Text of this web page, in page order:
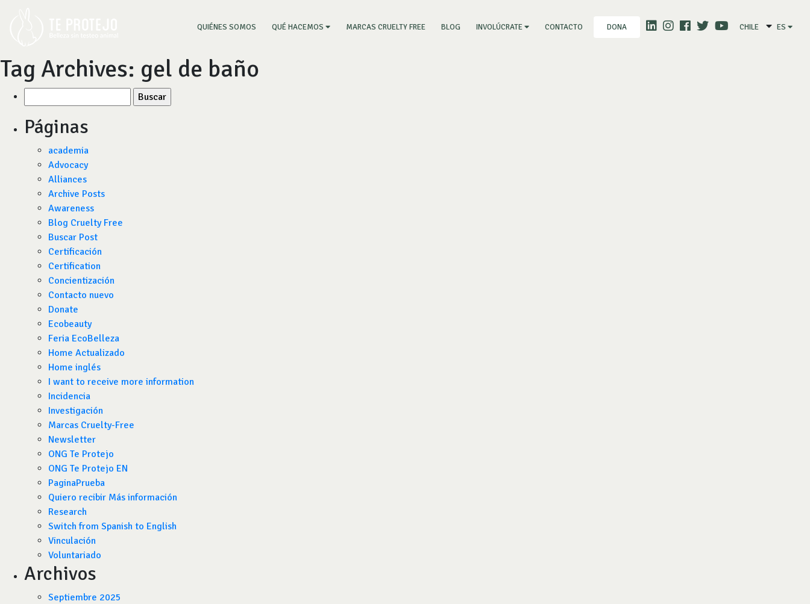
QUIÉNES SOMOS (CURRENT)
QUÉ HACEMOS MARCAS CRUELTY FREE BLOG INVOLÚCRATE CONTACTO DONA CHILE ES
Tag Archives: gel de baño
por:
Páginas
academia
Advocacy
Alliances
Archive Posts
Awareness
Blog Cruelty Free
Buscar Post
Certificación
Certification
Concientización
Contacto nuevo
Donate
Ecobeauty
Feria EcoBelleza
Home Actualizado
Home inglés
I want to receive more information
Incidencia
Investigación
Marcas Cruelty-Free
Newsletter
ONG Te Protejo
ONG Te Protejo EN
PaginaPrueba
Quiero recibir Más información
Research
Switch from Spanish to English
Vinculación
Voluntariado
Archivos
Septiembre 2025